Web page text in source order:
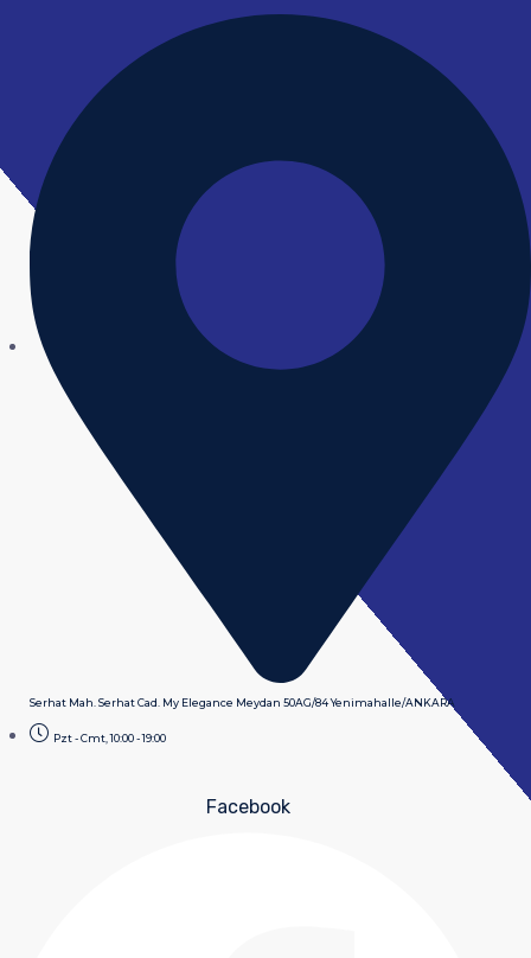
Serhat Mah. Serhat Cad. My Elegance Meydan 50AG/84 Yenimahalle/ANKARA
Pzt - Cmt, 10:00 - 19:00
Facebook